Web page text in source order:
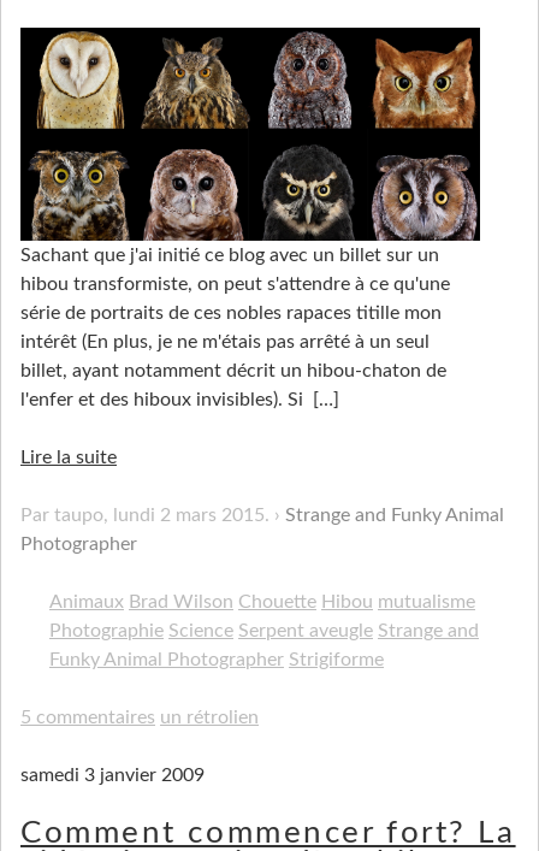
Sachant que j'ai initié ce blog avec un billet sur un
hibou transformiste, on peut s'attendre à ce qu'une
série de portraits de ces nobles rapaces titille mon
intérêt (En plus, je ne m'étais pas arrêté à un seul
billet, ayant notamment décrit un hibou-chaton de
l'enfer et des hiboux invisibles). Si
[…]
Lire la suite
Par taupo, lundi 2 mars 2015.
Strange and Funky Animal
Photographer
Animaux Brad Wilson Chouette Hibou mutualisme
Photographie Science Serpent aveugle Strange and
Funky Animal Photographer Strigiforme
5 commentaires un rétrolien
samedi 3 janvier 2009
Comment commencer fort? La